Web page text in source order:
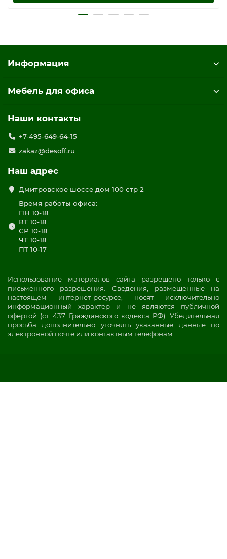
Информация
Мебель для офиса
Наши контакты
+7-495-649-64-15
zakaz@desoff.ru
Наш адрес
Дмитровское шоссе дом 100 стр 2
Время работы офиса:
ПН 10-18
ВТ 10-18
СР 10-18
ЧТ 10-18
ПТ 10-17
Использование материалов сайта разрешено только с
письменного разрешения. Сведения, размещенные на
настоящем интернет-ресурсе, носят исключительно
информационный характер и не являются публичной
офертой (ст. 437 Гражданского кодекса РФ). Убедительная
просьба дополнительно уточнять указанные данные по
электронной почте или контактным телефонам.